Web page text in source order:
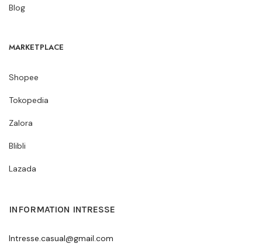
Blog
MARKETPLACE
Shopee
Tokopedia
Zalora
Blibli
Lazada
INFORMATION INTRESSE
Intresse.casual@gmail.com